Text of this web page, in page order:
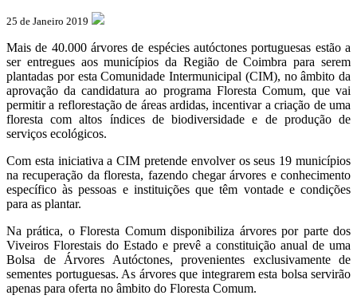
25 de Janeiro 2019
Mais de 40.000 árvores de espécies autóctones portuguesas estão a
ser entregues aos municípios da Região de Coimbra para serem
plantadas por esta Comunidade Intermunicipal (CIM), no âmbito da
aprovação da candidatura ao programa Floresta Comum, que vai
permitir a reflorestação de áreas ardidas, incentivar a criação de uma
floresta com altos índices de biodiversidade e de produção de
serviços ecológicos.
Com esta iniciativa a CIM pretende envolver os seus 19 municípios
na recuperação da floresta, fazendo chegar árvores e conhecimento
específico às pessoas e instituições que têm vontade e condições
para as plantar.
Na prática, o Floresta Comum disponibiliza árvores por parte dos
Viveiros Florestais do Estado e prevê a constituição anual de uma
Bolsa de Árvores Autóctones, provenientes exclusivamente de
sementes portuguesas. As árvores que integrarem esta bolsa servirão
apenas para oferta no âmbito do Floresta Comum.